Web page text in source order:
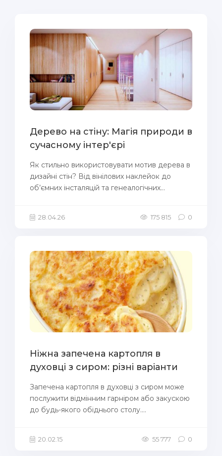
Дерево на стіну: Магія природи в
сучасному інтер'єрі
Як стильно використовувати мотив дерева в
дизайні стін? Від вінілових наклейок до
об’ємних інсталяцій та генеалогічних...
28.04.26 175 815 0
Ніжна запечена картопля в
духовці з сиром: різні варіанти
Запечена картопля в духовці з сиром може
послужити відмінним гарніром або закускою
до будь-якого обіднього столу....
20.02.15 55 777 0